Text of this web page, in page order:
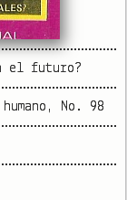
el futuro?
No. 98